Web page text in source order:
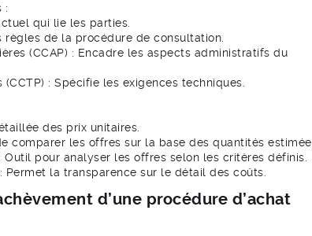
:
qui lie les parties.
de la procédure de consultation.
(CCAP) : Encadre les aspects administratifs du
: Spécifie les exigences techniques.
des prix unitaires.
comparer les offres sur la base des quantités
pour analyser les offres selon les critères définis.
la transparence sur le détail des coûts.
d’une procédure d’achat